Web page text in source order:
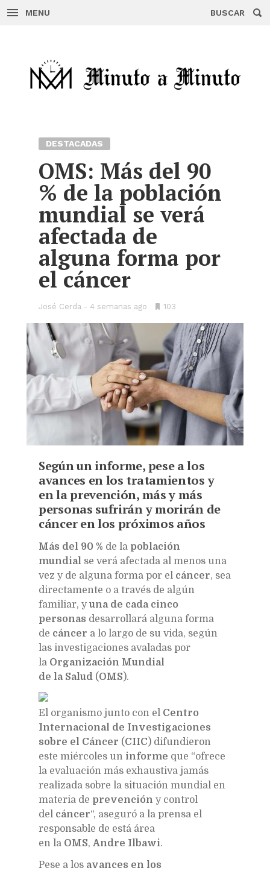
MENU BUSCAR
DESTACADAS
OMS: Más del 90
% de la población
mundial se verá
afectada de
alguna forma por
el cáncer
José Cerda 4 semanas ago
•103
Según un informe, pese a los
avances en los tratamientos y
en la prevención, más y más
personas sufrirán y morirán de
cáncer en los próximos años
Más del 90 % de la población
mundial
se verá afectada al menos una
vez y de alguna forma por el cáncer, sea
directamente o a través de algún
familiar, yuna de cada cinco
personas desarrollará alguna forma
de cáncer a lo largo de su vida, según
las investigaciones avaladas por
la Organización Mundial
de la Salud (OMS).
El organismo junto con el Centro
Internacional de Investigaciones
sobre el Cáncer (CIIC) difundieron
este miércoles un informe que “ofrece
la evaluación más exhaustiva jamás
realizada sobre la situación mundial en
materia de prevención y control
del cáncer“, aseguró a la prensa el
responsable de está área
en la OMS, Andre Ilbawi.
Pese a los avances en los